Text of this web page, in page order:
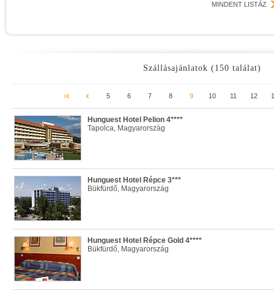
MINDENT LISTÁZ
Szállásajánlatok (150 találat)
5 6 7 8 9 10 11 12
Hunguest Hotel Pelion 4****
Tapolca, Magyarország
Hunguest Hotel Répce 3***
Bükfürdő, Magyarország
Hunguest Hotel Répce Gold 4****
Bükfürdő, Magyarország